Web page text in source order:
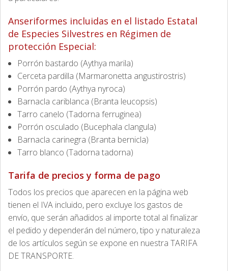
Anseriformes incluidas en el listado Estatal
de Especies Silvestres en Régimen de
protección Especial:
Porrón bastardo (Aythya marila)
Cerceta pardilla (Marmaronetta angustirostris)
Porrón pardo (Aythya nyroca)
Barnacla cariblanca (Branta leucopsis)
Tarro canelo (Tadorna ferruginea)
Porrón osculado (Bucephala clangula)
Barnacla carinegra (Branta bernicla)
Tarro blanco (Tadorna tadorna)
Tarifa de precios y forma de pago
Todos los precios que aparecen en la página web
tienen el IVA incluido, pero excluye los gastos de
envío, que serán añadidos al importe total al finalizar
el pedido y dependerán del número, tipo y naturaleza
de los artículos según se expone en nuestra TARIFA
DE TRANSPORTE.